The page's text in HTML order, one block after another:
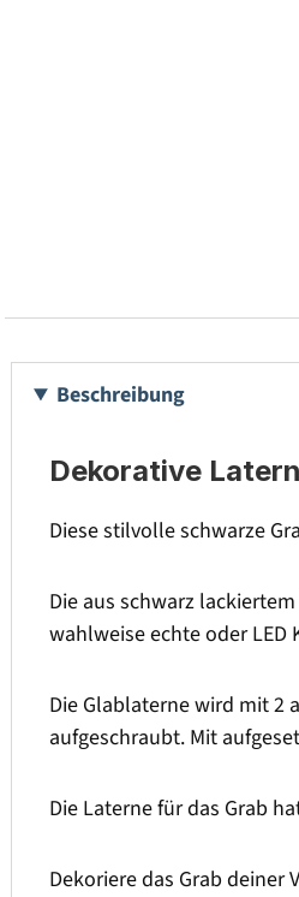
Beschreibung
Dekorative
Diese stilvolle schwarze
Die aus schwarz
wahlweise echte oder LED
Die Glablaterne wird mit 2
aufgeschraubt. Mit
Die Laterne für das Grab
Dekoriere das Grab